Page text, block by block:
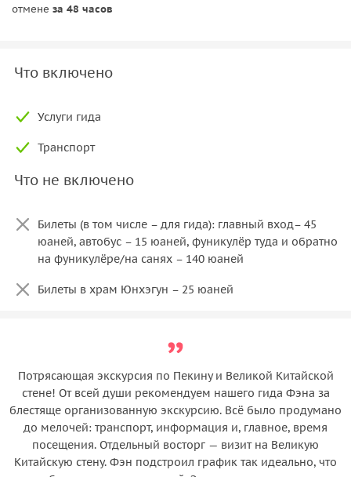
отмене за 48 часов
Что включено
Услуги гида
Транспорт
Что не включено
Билеты (в том числе – для гида): главный вход– 45
юаней, автобус – 15 юаней, фуникулёр туда и обратно
на фуникулёре/на санях – 140 юаней
Билеты в храм Юнхэгун – 25 юаней
Потрясающая экскурсия по Пекину и Великой Китайской
стене! От всей души рекомендуем нашего гида Фэна за
блестяще организованную экскурсию. Всё было продумано
до мелочей: транспорт, информация и, главное, время
посещения. Отдельный восторг — визит на Великую
Китайскую стену. Фэн подстроил график так идеально, что